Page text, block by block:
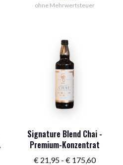
ohne Mehrwertsteuer
Signature Blend Chai -
Premium-Konzentrat
€21,95 - €175,60